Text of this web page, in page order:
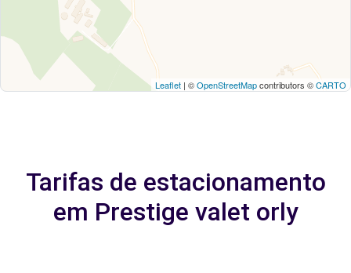
Leaflet | ©OpenStreetMapcontributors ©CARTO
Tarifas de estacionamento
em Prestige valet orly